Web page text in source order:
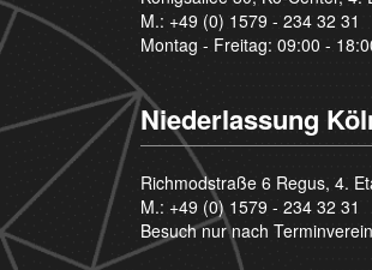
M.: +49 (0) 1579 - 234 32 31
Montag - Freitag: 09:00 -
Niederlassung
Richmodstraße 6 Regus, 4.
M.: +49 (0) 1579 - 234 32 31
Besuch nur nach